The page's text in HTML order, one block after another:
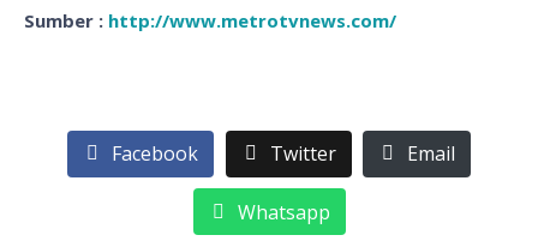
Sumber : http://www.metrotvnews.com/
Facebook Twitter Email
Whatsapp